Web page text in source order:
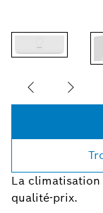
La
qualité-prix.